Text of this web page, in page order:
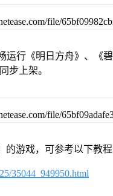
运行《明日方舟》、《
步上架。
游戏，可参考以下教程
35044_949950.html